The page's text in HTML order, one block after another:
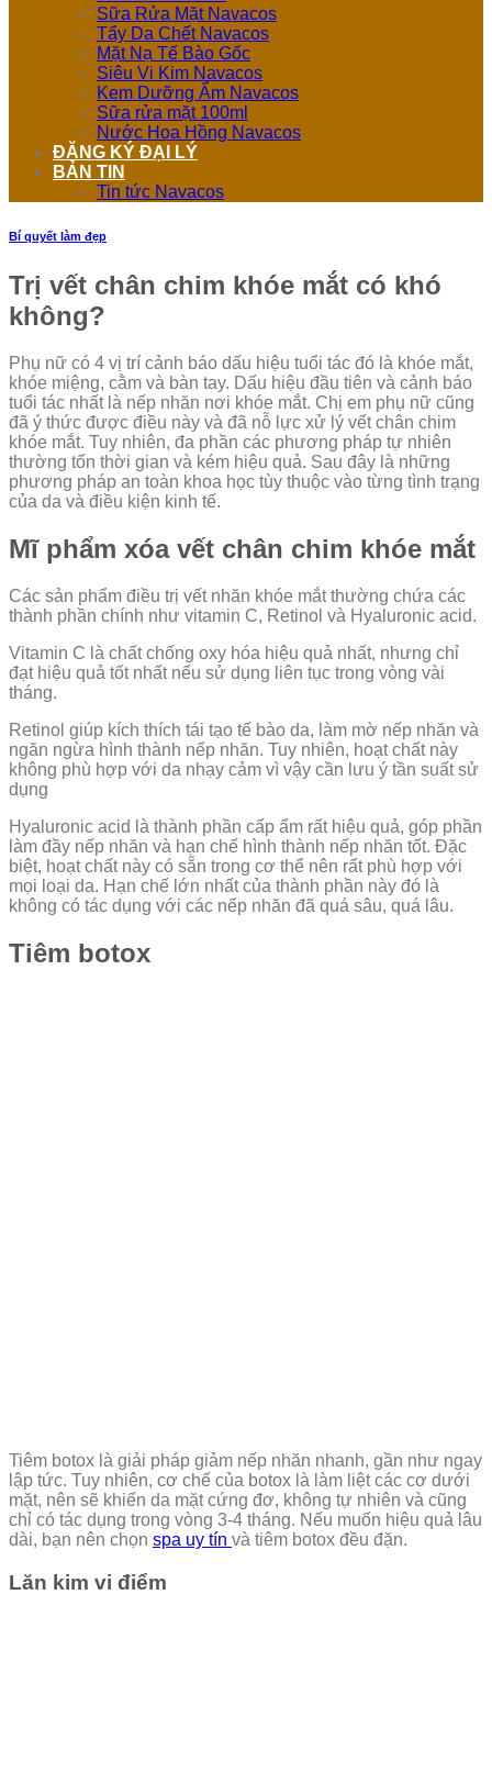
Sữa Rửa Mặt Navacos
Tẩy Da Chết Navacos
Mặt Nạ Tế Bào Gốc
Siêu Vi Kim Navacos
Kem Dưỡng Ẩm Navacos
Sữa rửa mặt 100ml
Nước Hoa Hồng Navacos
ĐĂNG KÝ ĐẠI LÝ
BẢN TIN
Tin tức Navacos
Bí quyết làm đẹp
Trị vết chân chim khóe mắt có khó
không?
Phụ nữ có 4 vị trí cảnh báo dấu hiệu tuổi tác đó là khóe mắt,
khóe miệng, cằm và bàn tay. Dấu hiệu đầu tiên và cảnh báo
tuổi tác nhất là nếp nhăn nơi khóe mắt. Chị em phụ nữ cũng
đã ý thức được điều này và đã nỗ lực xử lý vết chân chim
khóe mắt. Tuy nhiên, đa phần các phương pháp tự nhiên
thường tốn thời gian và kém hiệu quả. Sau đây là những
phương pháp an toàn khoa học tùy thuộc vào từng tình trạng
của da và điều kiện kinh tế.
Mĩ phẩm xóa vết chân chim khóe mắt
Các sản phẩm điều trị vết nhăn khóe mắt thường chứa các
thành phần chính như vitamin C, Retinol và Hyaluronic acid.
Vitamin C là chất chống oxy hóa hiệu quả nhất, nhưng chỉ
đạt hiệu quả tốt nhất nếu sử dụng liên tục trong vòng vài
tháng.
Retinol giúp kích thích tái tạo tế bào da, làm mờ nếp nhăn và
ngăn ngừa hình thành nếp nhăn. Tuy nhiên, hoạt chất này
không phù hợp với da nhạy cảm vì vậy cần lưu ý tần suất sử
dụng
Hyaluronic acid là thành phần cấp ẩm rất hiệu quả, góp phần
làm đầy nếp nhăn và hạn chế hình thành nếp nhăn tốt. Đặc
biệt, hoạt chất này có sẵn trong cơ thể nên rất phù hợp với
mọi loại da. Hạn chế lớn nhất của thành phần này đó là
không có tác dụng với các nếp nhăn đã quá sâu, quá lâu.
Tiêm botox
Tiêm botox là giải pháp giảm nếp nhăn nhanh, gần như ngay
lập tức. Tuy nhiên, cơ chế của botox là làm liệt các cơ dưới
mặt, nên sẽ khiến da mặt cứng đơ, không tự nhiên và cũng
chỉ có tác dụng trong vòng 3-4 tháng. Nếu muốn hiệu quả lâu
dài, bạn nên chọn spa uy tín và tiêm botox đều đặn.
Lăn kim vi điểm